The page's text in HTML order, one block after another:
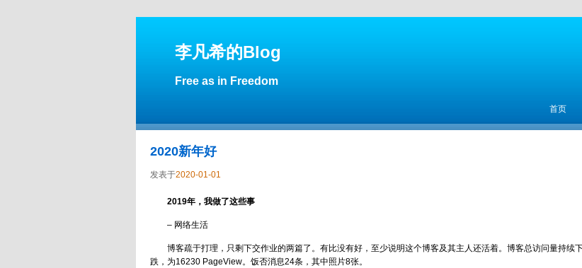
李凡希的Blog
Free as in Freedom
主菜单
跳至
首页
2020新年好
发表于2020-01-01
2019年，我做了这些事
– 网络生活
博客疏于打理，只剩下交作业的两篇了。有比没有好，至少说明这个博客及其主人还活着。博客总访问量持续
跌，为16230 PageView。饭否消息24条，其中照片8张。